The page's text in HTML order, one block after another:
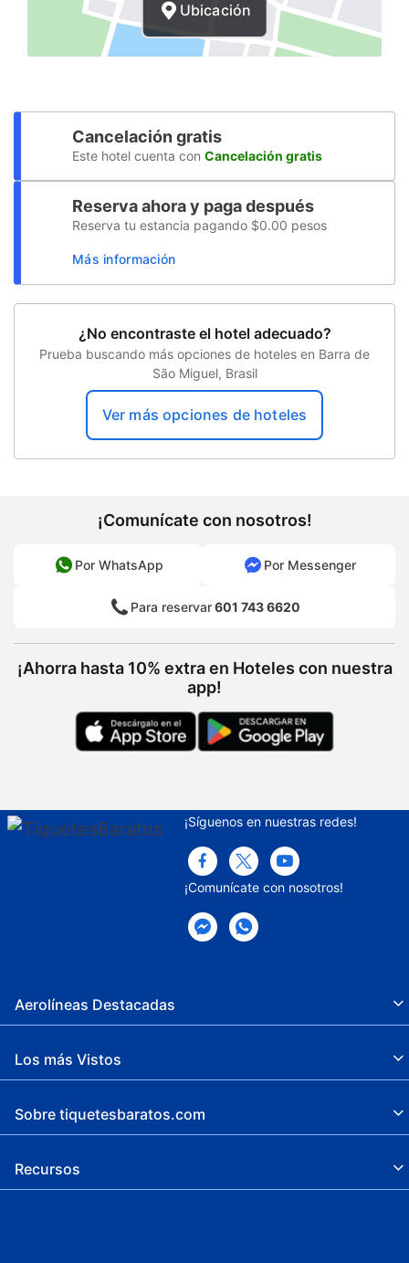
Ubicación
Cancelación gratis
Este hotel cuenta con Cancelación gratis
Reserva ahora y paga después
Reserva tu estancia pagando $0.00 pesos
Más información
¿No encontraste el hotel adecuado?
Prueba buscando más opciones de hoteles en Barra de
São Miguel, Brasil
Ver más opciones de hoteles
¡Comunícate con nosotros!
Por WhatsApp Por Messenger
Para reservar601 743 6620
¡Ahorra hasta 10% extra en Hoteles con nuestra
app!
¡Síguenos en nuestras redes!
¡Comunícate con nosotros!
Aerolíneas Destacadas
Los más Vistos
Sobre tiquetesbaratos.com
Recursos